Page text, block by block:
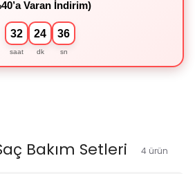
Varan İndirim)
32
saat
24
dk
35
sn
Bakım Setleri 4 ürün